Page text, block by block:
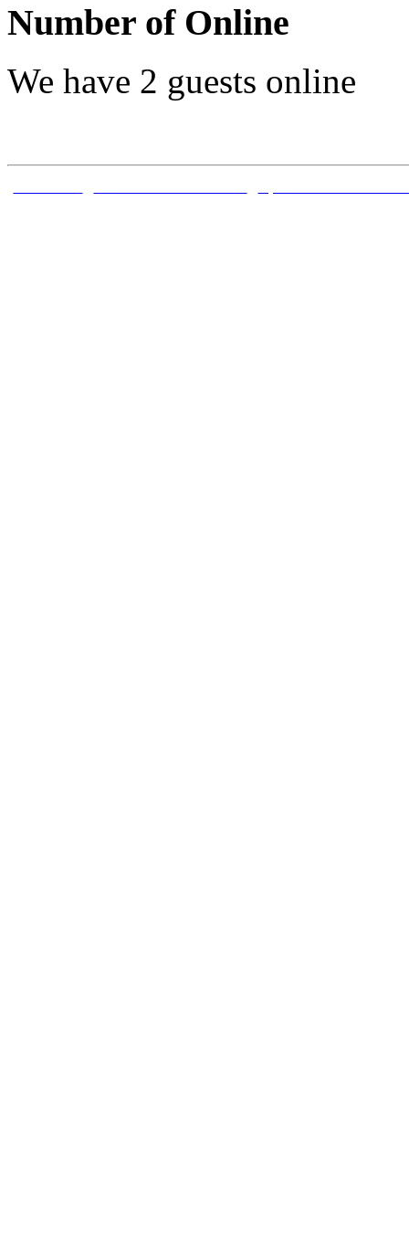
Number of Online
We have 2 guests online